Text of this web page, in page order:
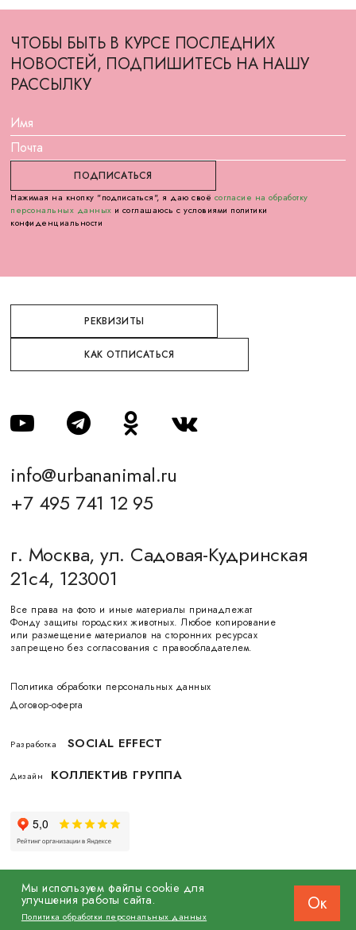
ЧТОБЫ БЫТЬ В КУРСЕ ПОСЛЕДНИХ
НОВОСТЕЙ, ПОДПИШИТЕСЬ НА НАШУ
РАССЫЛКУ
Нажимая на кнопку "подписаться", я даю своё согласие на обработку
персональных данных и соглашаюсь с условиями политики
конфиденциальности
РЕКВИЗИТЫ
КАК ОТПИСАТЬСЯ
info@urbananimal.ru
+7 495 741 12 95
г. Москва, ул. Садовая-Кудринская
21с4, 123001
Все права на фото и иные материалы принадлежат
Фонду защиты городских животных. Любое копирование
или размещение материалов на сторонних ресурсах
запрещено без согласования с правообладателем.
Политика обработки персональных данных
Договор-оферта
Разработка SOCIAL EFFECT
Дизайн КОЛЛЕКТИВ ГРУППА
© 2026 Фонд защиты городских животных
Мы используем файлы cookie для
улучшения работы сайта.
Политика обработки персональных данных
Ок